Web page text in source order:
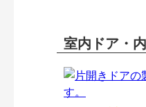
室内ドア・